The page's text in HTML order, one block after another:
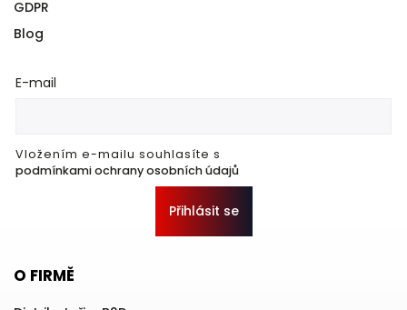
GDPR
Blog
E-mail
Vložením e-mailu souhlasíte s
podmínkami ochrany osobních údajů
Přihlásit se
O FIRMĚ